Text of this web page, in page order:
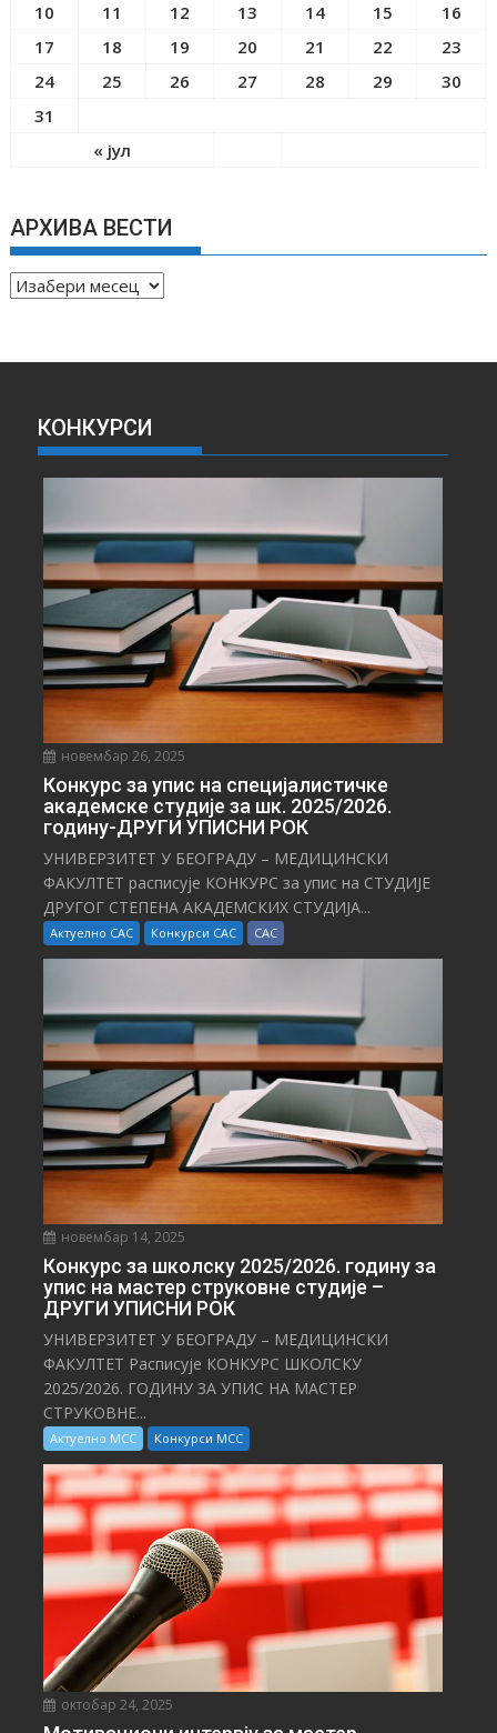
« јул
10
11 12 13 14 15
16
17
18 19 20 21 22
23
24
25 26 27 28 29
30
31
АРХИВА ВЕСТИ
А
И
КОНКУРСИ
новембар 26, 2025
Конкурс за упис на специјалистичке
академске студије за шк. 2025/2026.
годину-ДРУГИ УПИСНИ РОК
УНИВЕРЗИТЕТ У БЕОГРАДУ – МЕДИЦИНСКИ
ФАКУЛТЕТ расписује КОНКУРС за упис на СТУДИЈЕ
ДРУГОГ СТЕПЕНА АКАДЕМСКИХ СТУДИЈА...
Актуелно САС Конкурси САС САС
новембар 14, 2025
Конкурс за школску 2025/⁠2026. годину за
упис на мастер струковне студије –
ДРУГИ УПИСНИ РОК
УНИВЕРЗИТЕТ У БЕОГРАДУ – МЕДИЦИНСКИ
ФАКУЛТЕТ Расписује КОНКУРС ШКОЛСКУ
2025/⁠2026. ГОДИНУ ЗА УПИС НА МАСТЕР
СТРУКОВНЕ...
Актуелно МСС Конкурси МСС
октобар 24, 2025